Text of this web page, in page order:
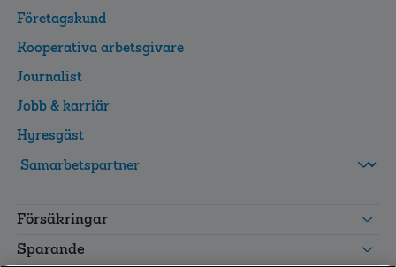
Hitta direkt - för dig som är...
Kooperativa arbetsgivare